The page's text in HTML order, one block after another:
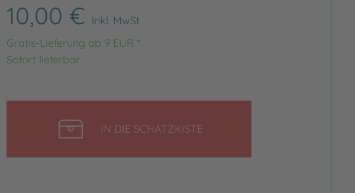
10,00 € inkl. MwSt
Gratis-Lieferung ab 9 EUR *
Sofort lieferbar
IN DIE SCHATZKISTE